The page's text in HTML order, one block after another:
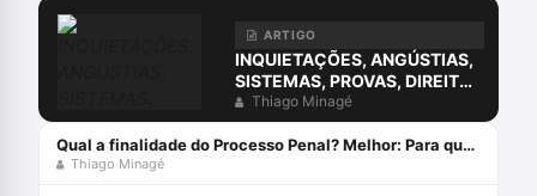
ARTIGO
INQUIETAÇÕES, ANGÚSTIAS,
SISTEMAS, PROVAS, DIREITO
E O ERRO DA COMPREENSÃO
JURÍDICA ESTUDANDO
APENAS O DIREITO.
Thiago Minagé
Qual a finalidade do Processo Penal? Melhor: Para que serve o Processo Penal?
Thiago Minagé